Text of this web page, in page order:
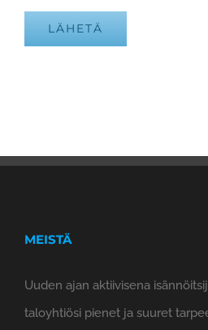
LÄHETÄ
MEISTÄ
Uuden ajan aktiivisena
taloyhtiösi pienet ja suuret